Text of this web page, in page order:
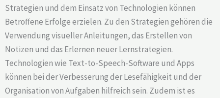
Strategien und dem Einsatz von Technologien können
Betroffene Erfolge erzielen. Zu den Strategien gehören die
Verwendung visueller Anleitungen, das Erstellen von
Notizen und das Erlernen neuer Lernstrategien.
Technologien wie Text-to-Speech-Software und Apps
können bei der Verbesserung der Lesefähigkeit und der
Organisation von Aufgaben hilfreich sein. Zudem ist es